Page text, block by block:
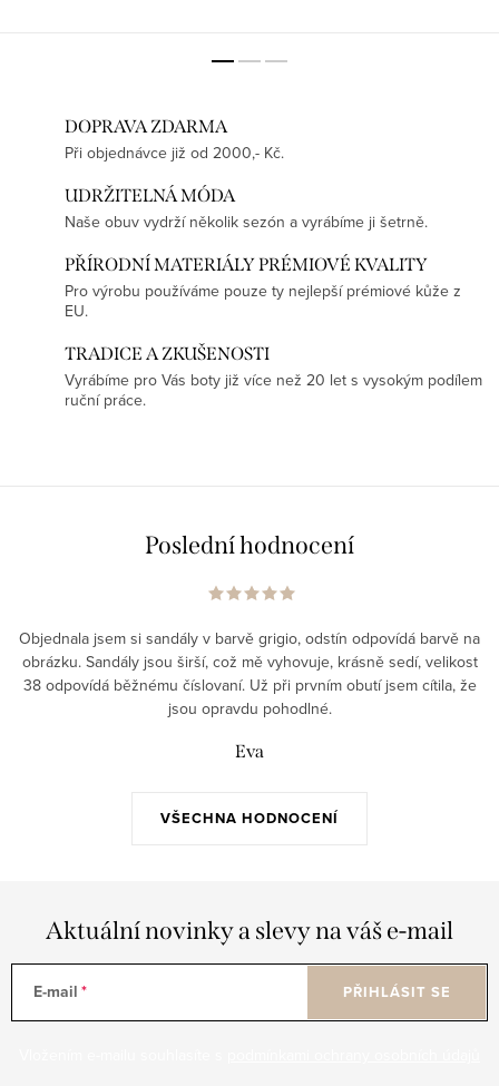
DOPRAVA ZDARMA
Při objednávce již od 2000,- Kč.
UDRŽITELNÁ MÓDA
Naše obuv vydrží několik sezón a vyrábíme ji šetrně.
PŘÍRODNÍ MATERIÁLY PRÉMIOVÉ KVALITY
Pro výrobu používáme pouze ty nejlepší prémiové kůže z
EU.
TRADICE A ZKUŠENOSTI
Vyrábíme pro Vás boty již více než 20 let s vysokým podílem
ruční práce.
Poslední hodnocení
VŠECHNA HODNOCENÍ
Objednala jsem si sandály v barvě grigio, odstín odpovídá barvě na
obrázku. Sandály jsou širší, což mě vyhovuje, krásně sedí, velikost
38 odpovídá běžnému číslovaní. Už při prvním obutí jsem cítila, že
jsou opravdu pohodlné.
Eva
Aktuální novinky a slevy na váš e-mail
E-mail PŘIHLÁSIT SE